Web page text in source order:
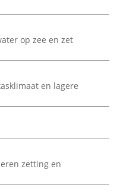
op zee en zet
en lagere
zetting en